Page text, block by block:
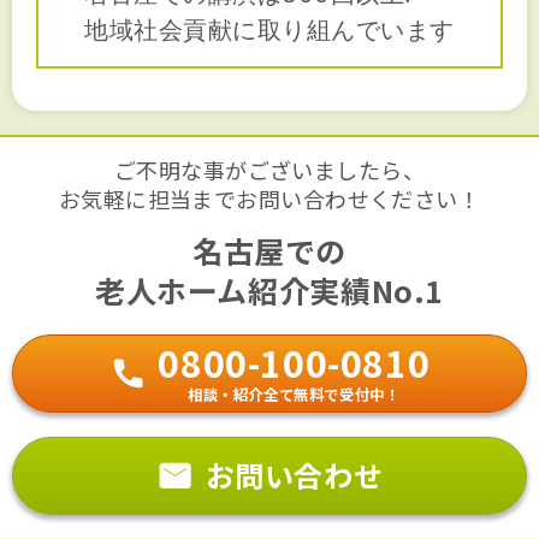
地域社会貢献に取り組んでいます
ご不明な事がございましたら、
お気軽に担当までお問い合わせください！
名古屋での
老人ホーム紹介実績No.1
0800-100-0810
相談・紹介全て無料で受付中！
お問い合わせ